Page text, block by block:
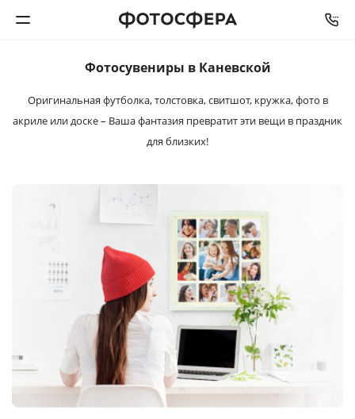
Фотокниги
Интерьерная печать
Багетная мастерская
Услуги и сервис
Фотосувениры в Каневской
Оригинальная футболка, толстовка, свитшот, кружка, фото в
акриле или доске – Ваша фантазия превратит эти вещи в праздник
для близких!